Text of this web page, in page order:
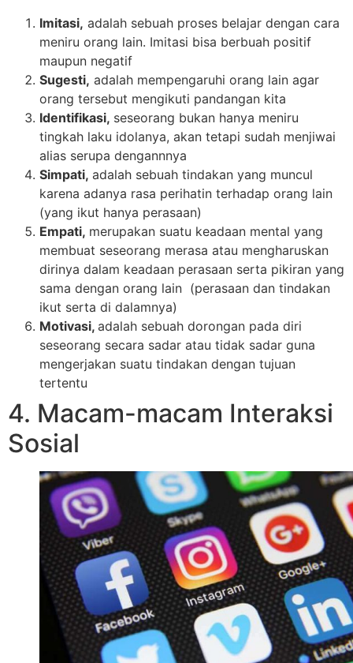
Imitasi, adalah sebuah proses belajar dengan cara
meniru orang lain. Imitasi bisa berbuah positif
maupun negatif
Sugesti, adalah mempengaruhi orang lain agar
orang tersebut mengikuti pandangan kita
Identifikasi, seseorang bukan hanya meniru
tingkah laku idolanya, akan tetapi sudah menjiwai
alias serupa dengannnya
Simpati, adalah sebuah tindakan yang muncul
karena adanya rasa perihatin terhadap orang lain
(yang ikut hanya perasaan)
Empati, merupakan suatu keadaan mental yang
membuat seseorang merasa atau mengharuskan
dirinya dalam keadaan perasaan serta pikiran yang
sama dengan orang lain (perasaan dan tindakan
ikut serta di dalamnya)
Motivasi, adalah sebuah dorongan pada diri
seseorang secara sadar atau tidak sadar guna
mengerjakan suatu tindakan dengan tujuan
tertentu
4. Macam-macam Interaksi
Sosial